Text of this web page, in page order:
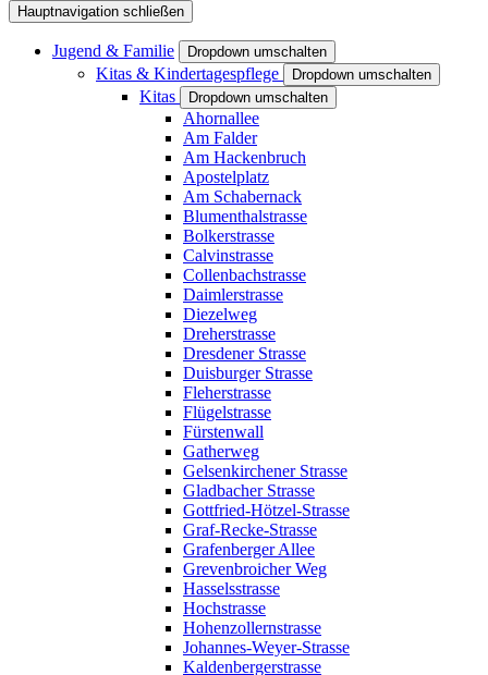
Hauptnavigation schließen
Jugend & Familie Dropdown umschalten
Kitas & Kindertagespflege Dropdown umschalten
Kitas Dropdown umschalten
Ahornallee
Am Falder
Am Hackenbruch
Apostelplatz
Am Schabernack
Blumenthalstrasse
Bolkerstrasse
Calvinstrasse
Collenbachstrasse
Daimlerstrasse
Diezelweg
Dreherstrasse
Dresdener Strasse
Duisburger Strasse
Fleherstrasse
Flügelstrasse
Fürstenwall
Gatherweg
Gelsenkirchener Strasse
Gladbacher Strasse
Gottfried-Hötzel-Strasse
Graf-Recke-Strasse
Grafenberger Allee
Grevenbroicher Weg
Hasselsstrasse
Hochstrasse
Hohenzollernstrasse
Johannes-Weyer-Strasse
Kaldenbergerstrasse